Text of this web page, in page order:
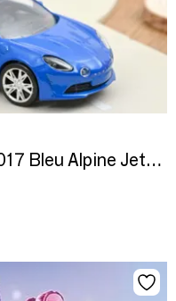
Voiture jouet Alpine A110 2017 Bleu Alpine Jet-car 1/43